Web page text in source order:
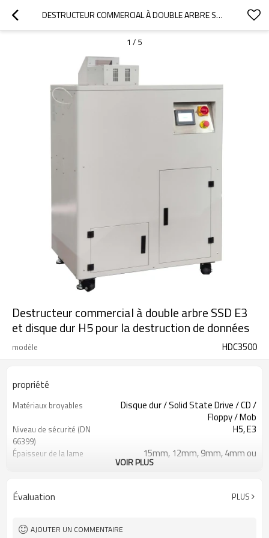
DESTRUCTEUR COMMERCIAL À DOUBLE ARBRE SSD E3 ET DISQUE DUR H5 POUR LA DESTRUCTION DE DONNÉES
1 / 5
Destructeur commercial à double arbre SSD E3
et disque dur H5 pour la destruction de données
modèle HDC3500
propriété
Matériaux broyables
Disque dur / Solid State Drive / CD /
Floppy / Mob
Niveau de sécurité (DN
66399)
H5, E3
Épaisseur de la lame
15mm, 12mm, 9mm, 4mm ou
par heure
Particules de déchiquetage
Disque dur : moins de 15*15 mm SSD
Convoyeur d'alimentation
VOIR PLUS
Évaluation PLUS
AJOUTER UN COMMENTAIRE